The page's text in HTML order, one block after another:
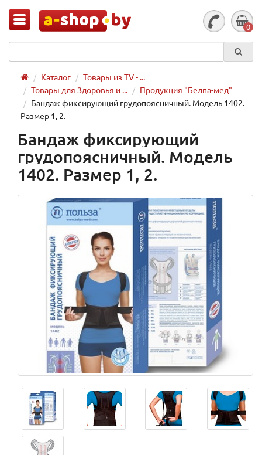
0
Каталог
Товары из TV - ...
Товары для Здоровья и ...
Продукция "Белпа-мед"
Бандаж фиксирующий грудопоясничный. Модель 1402.
Размер 1, 2.
Бандаж фиксирующий
грудопоясничный. Модель
1402. Размер 1, 2.